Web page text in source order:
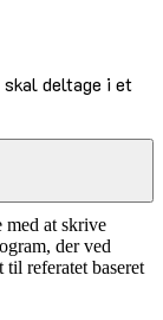
skal deltage i et
at skrive
der ved
referatet baseret